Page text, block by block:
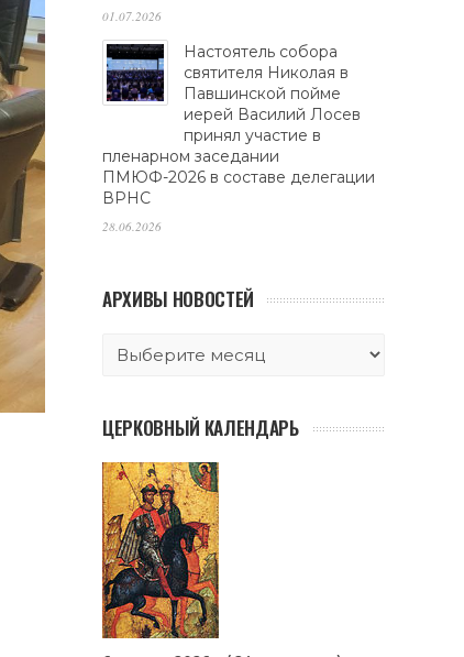
01.07.2026
Настоятель собора
святителя Николая в
Павшинской пойме
иерей Василий Лосев
принял участие в
пленарном заседании
ПМЮФ-2026 в составе делегации
ВРНС
28.06.2026
АРХИВЫ НОВОСТЕЙ
ЦЕРКОВНЫЙ КАЛЕНДАРЬ